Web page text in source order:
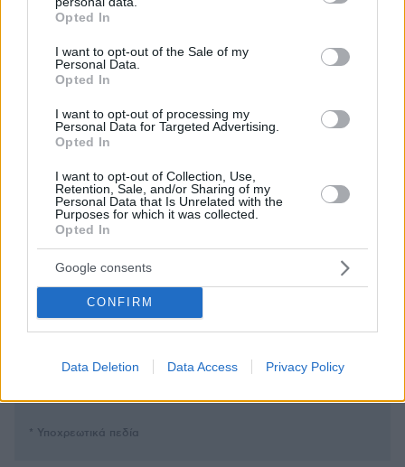
grant or deny consent to Google and its third-party tags to
use your data for below specified purposes in below Google
consent section.
Opted In
I want to opt-out of the Sale of my
Personal Data.
Opted In
I want to opt-out of processing my
Personal Data for Targeted Advertising.
Opted In
I want to opt-out of Collection, Use,
Retention, Sale, and/or Sharing of my
Personal Data that Is Unrelated with the
Purposes for which it was collected.
Opted In
Google consents
CONFIRM
Data Deletion Data Access Privacy Policy
EMAIL
ΣΧΌΛΙΟ *
Απομένουν2500χαρακτήρες
* Υποχρεωτικά πεδία